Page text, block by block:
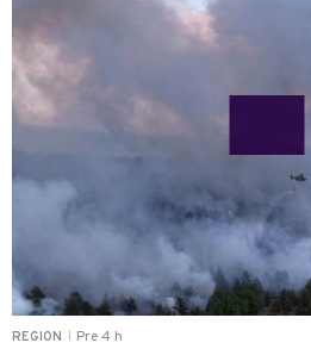
REGION Pre 4 h